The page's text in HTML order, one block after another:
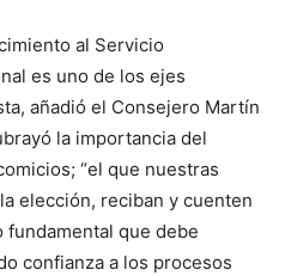
al Servicio
es uno de los ejes
añadió el Consejero Martín
la importancia del
“el que nuestras
elección, reciban y cuenten
que debe
confianza a los procesos